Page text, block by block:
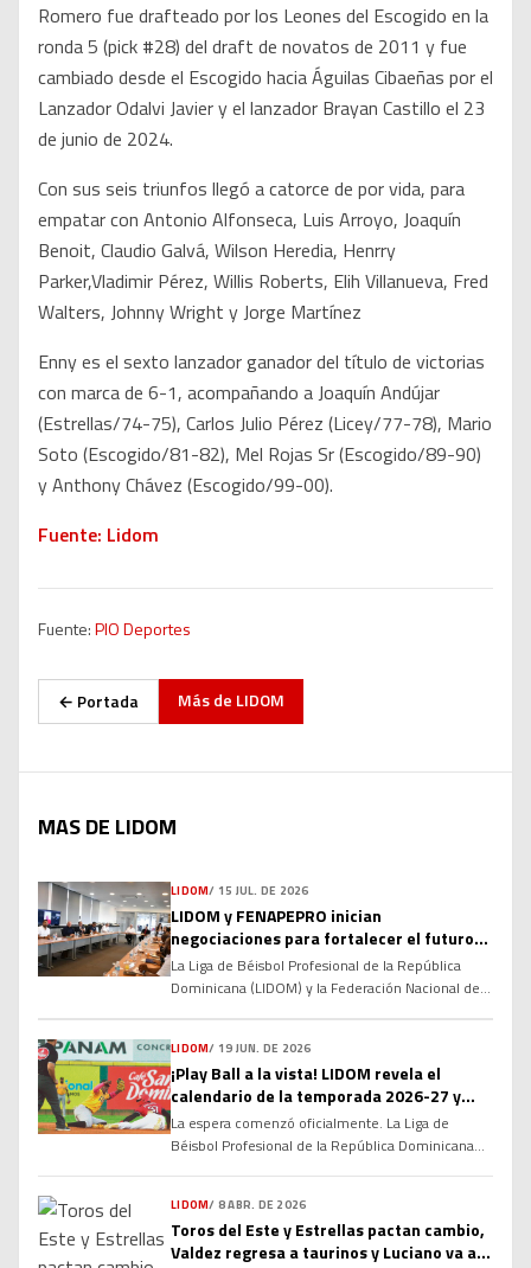
Romero fue drafteado por los Leones del Escogido en la
ronda 5 (pick #28) del draft de novatos de 2011 y fue
cambiado desde el Escogido hacia Águilas Cibaeñas por el
Lanzador Odalvi Javier y el lanzador Brayan Castillo el 23
de junio de 2024.
Con sus seis triunfos llegó a catorce de por vida, para
empatar con Antonio Alfonseca, Luis Arroyo, Joaquín
Benoit, Claudio Galvá, Wilson Heredia, Henrry
Parker,Vladimir Pérez, Willis Roberts, Elih Villanueva, Fred
Walters, Johnny Wright y Jorge Martínez
Enny es el sexto lanzador ganador del título de victorias
con marca de 6-1, acompañando a Joaquín Andújar
(Estrellas/74-75), Carlos Julio Pérez (Licey/77-78), Mario
Soto (Escogido/81-82), Mel Rojas Sr (Escogido/89-90)
y Anthony Chávez (Escogido/99-00).
Fuente: Lidom
Fuente:PIO Deportes
← Portada Más de LIDOM
MAS DE LIDOM
LIDOM/ 15 JUL. DE 2026
LIDOM y FENAPEPRO inician
negociaciones para fortalecer el futuro
del béisbol invernal dominicano
La Liga de Béisbol Profesional de la República
Dominicana (LIDOM) y la Federación Nacional de
Colectivo, marcando el inicio de un proceso de
diálogo que busca consolidar las relaciones
laborales y fortalecer la estructura del béisbol
profesional dominicano de cara a las […]
LIDOM/ 19 JUN. DE 2026
¡Play Ball a la vista! LIDOM revela el
calendario de la temporada 2026-27 y
enciende la cuenta regresiva
La espera comenzó oficialmente. La Liga de
Béisbol Profesional de la República Dominicana
el inicio de la cuenta regresiva para una nueva
temporada cargada de rivalidades, emociones y
grandes expectativas. La serie regular arrancará el
LIDOM/ 8 ABR. DE 2026
Toros del Este y Estrellas pactan cambio,
Valdez regresa a taurinos y Luciano va a